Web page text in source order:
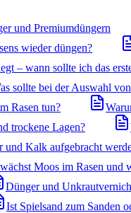
und Premiumdüngern
wieder düngen?
– wann sollte ich das
sollte bei der Auswahl
Rasen tun?
trockene Lagen?
und Kalk aufgebracht
Moos im Rasen und
Dünger und
Ist Spielsand zum Sanden